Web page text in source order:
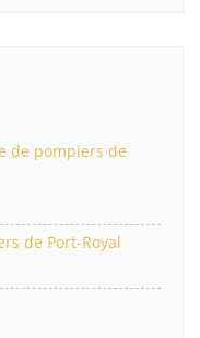
de pompiers de
de Port-Royal